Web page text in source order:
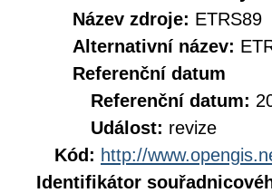
Název zdroje: ETRS89
Alternativní název:
Referenční datum
Referenční datum:
Událost: revize
Kód: http://
Identifikátor